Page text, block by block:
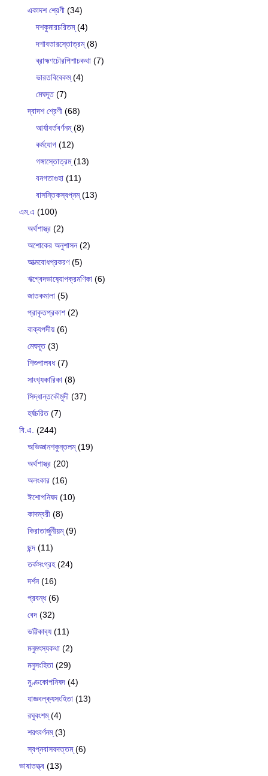
একাদশ শ্রেণী (34)
দশকুমারচরিতম্(4)
দশাবতারস্তোত্রম্(8)
ব্রাহ্মণচৌরপিশাচকথা (7)
ভারতবিবেকম্(4)
মেঘদূত(7)
দ্বাদশ শ্রেণী (68)
আর্যাবর্তবর্ণনম্(8)
কর্মযোগ (12)
গঙ্গাস্তোত্রম্(13)
বনগতাগুহা (11)
বাসন্তিকস্বপ্নম্(13)
এম.এ (100)
অর্থশাস্ত্র (2)
অশোকের অনুশাসন(2)
আত্মবোধপ্রকরণ(5)
ঋগ্বেদভাষ‍্যোপক্রমণিকা (6)
জাতকমালা (5)
প্রাকৃতপ্রকাশ(2)
বাক‍্যপদীয় (6)
মেঘদূত(3)
শিশুপালবধ(7)
সাংখ‍্যকারিকা (8)
সিদ্ধান্তকৌমুদী (37)
হর্ষচরিত(7)
বি.এ. (244)
অভিজ্ঞানশকুন্তলম্(19)
অর্থশাস্ত্র (20)
অলংকার (16)
ঈশোপনিষদ (10)
কাদম্বরী (8)
কিরাতার্জুনীয়ম্(9)
ছন্দ (11)
তর্কসংগ্রহ(24)
দর্শন(16)
প্রবন্ধ(6)
বেদ (32)
ভট্টিকাব‍্য (11)
মনুমৎস্যকথা (2)
মনুসংহিতা (29)
মুণ্ডকোপনিষদ (4)
যাজ্ঞবল্ক‍্যসংহিতা (13)
রঘুবংশম্(4)
শরৎবর্ণনম্(3)
স্বপ্নবাসবদত্তম্(6)
ভাষাতত্ত্ব (13)